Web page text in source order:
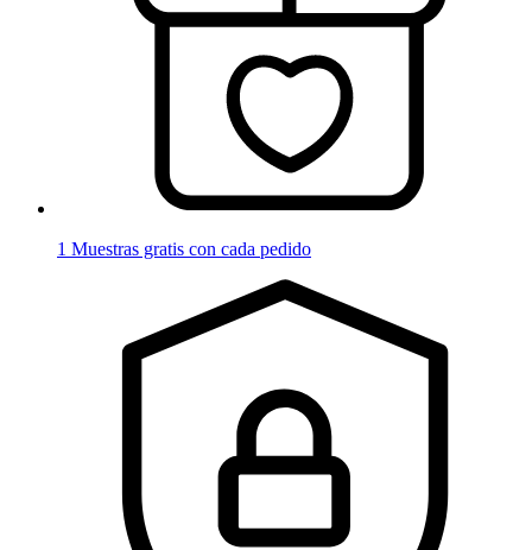
1 Muestras gratis con cada pedido